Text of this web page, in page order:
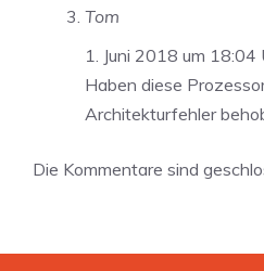
Tom
1. Juni 2018 um 18:04
Haben diese
Architekturfehler
Die Kommentare sind